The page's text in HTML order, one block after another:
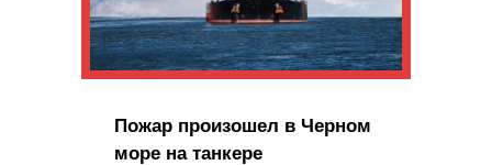
Пожар произошел в Черном
море на танкере